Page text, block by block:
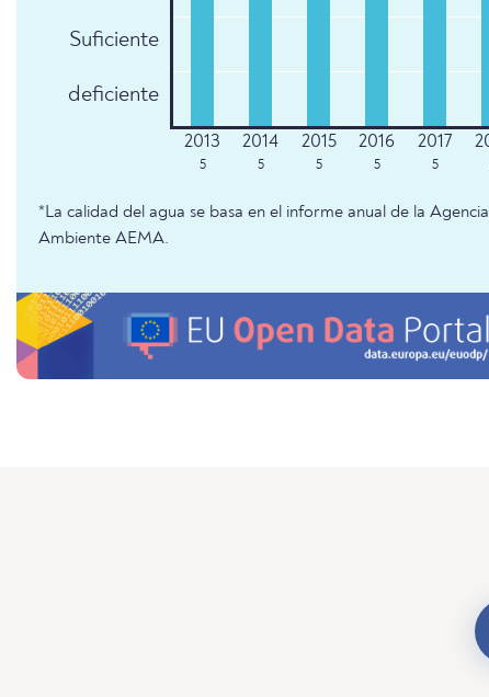
Suficiente
deficiente
5 5 5 5 5
*La calidad del agua se basa en el informe anual de la
Ambiente AEMA.